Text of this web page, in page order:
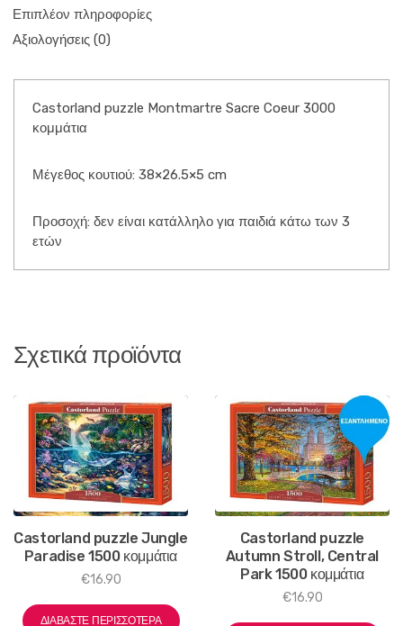
Επιπλέον πληροφορίες
Αξιολογήσεις (0)
Castorland puzzle Montmartre Sacre Coeur 3000
κομμάτια
Μέγεθος κουτιού: 38×26.5×5 cm
Προσοχή: δεν είναι κατάλληλο για παιδιά κάτω των 3
ετών
Σχετικά προϊόντα
Castorland puzzle Jungle
Paradise 1500 κομμάτια
€16.90
ΔΙΑΒΆΣΤΕ ΠΕΡΙΣΣΌΤΕΡΑ
Castorland puzzle
Autumn Stroll, Central
Park 1500 κομμάτια
€16.90